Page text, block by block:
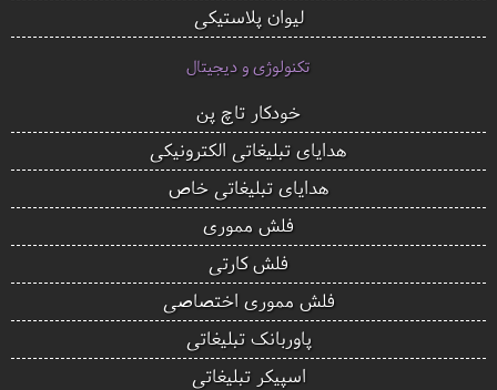
لیوان پلاستیکی
تکنولوژی و دیجیتال
خودکار تاچ پن
هدایای تبلیغاتی الکترونیکی
هدایای تبلیغاتی خاص
فلش مموری
فلش کارتی
فلش مموری اختصاصی
پاوربانک تبلیغاتی
اسپیکر تبلیغاتی